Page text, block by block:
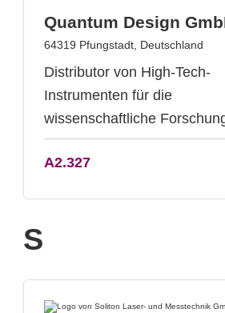
Quantum Design
64319 Pfungstadt, Deutschland
Distributor von High-Tech-
Instrumenten für die
wissenschaftliche
A2.327
S